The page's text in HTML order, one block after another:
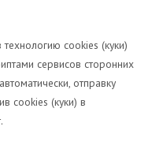
cookies (куки)
сервисов сторонних
отправку
cookies (куки) в